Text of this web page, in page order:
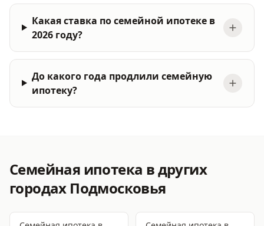
Какая ставка по семейной ипотеке в
2026 году?
До какого года продлили семейную
ипотеку?
Семейная ипотека в других
городах Подмосковья